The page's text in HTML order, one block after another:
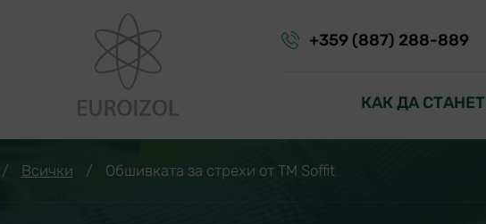
+359 (887) 288-889
КАК ДА
/ Всички / Обшивката за стрехи от TM Soffit​